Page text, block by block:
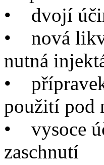
• dvojí
• nová
nutná
•
použití pod
•
vysoce
zaschnutí